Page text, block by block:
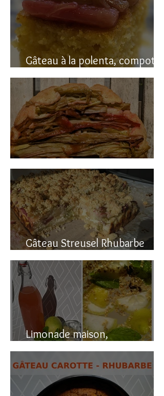
Gâteau à la polenta, compotée
de rhubarbe (sans gluten)
Gâteau renversé à la rhubarbe
Gâteau Streusel Rhubarbe
Pomme, facile et hyper bon!
Limonade maison,
naturellement pétillante!!!